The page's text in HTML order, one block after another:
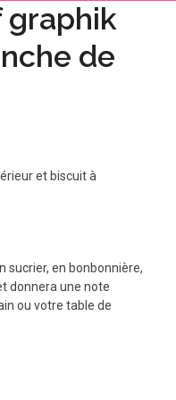
graphik
de
et biscuit à
sucrier, en bonbonnière,
donnera une note
ou votre table de